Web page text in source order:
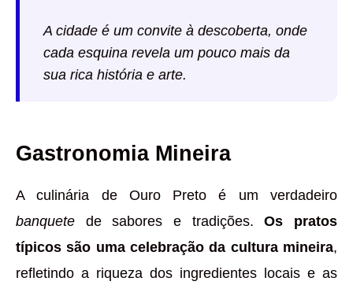
A cidade é um convite à descoberta, onde
cada esquina revela um pouco mais da
sua rica história e arte.
Gastronomia Mineira
A culinária de Ouro Preto é um verdadeiro
banquete de sabores e tradições.Os pratos
típicos são uma celebração da cultura mineira,
refletindo a riqueza dos ingredientes locais e as